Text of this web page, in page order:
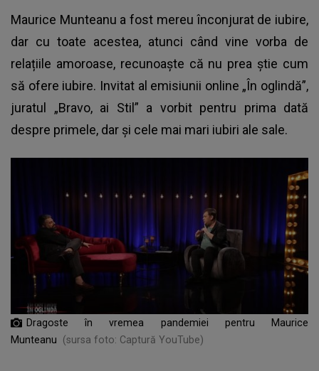
Maurice Munteanu a fost mereu înconjurat de iubire,
dar cu toate acestea, atunci când vine vorba de
relațiile amoroase, recunoaște că nu prea știe cum
să ofere iubire. Invitat al emisiunii online „În oglindă”,
juratul „Bravo, ai Stil” a vorbit pentru prima dată
despre primele, dar și cele mai mari iubiri ale sale.
Dragoste în vremea pandemiei pentru Maurice
Munteanu
(sursa foto: Captură YouTube)